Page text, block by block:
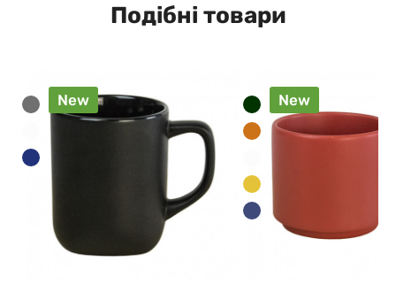
Подібні товари
New New